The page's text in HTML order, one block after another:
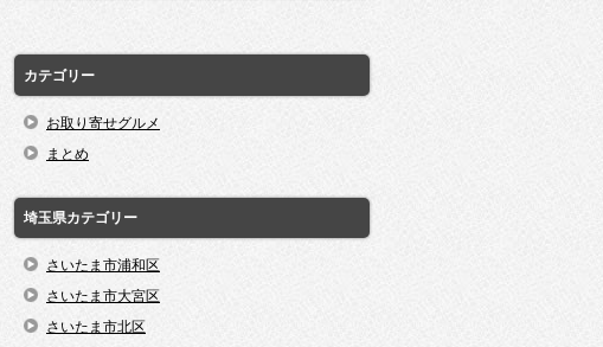
カテゴリー
お取り寄せグルメ
まとめ
埼玉県カテゴリー
さいたま市浦和区
さいたま市大宮区
さいたま市北区